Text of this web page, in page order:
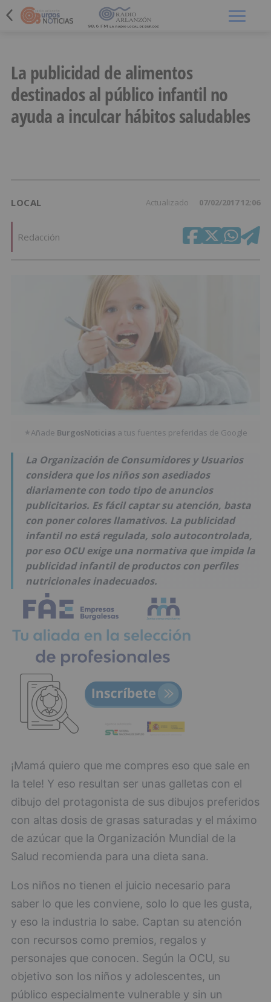
La publicidad de alimentos
destinados al público infantil no
ayuda a inculcar hábitos saludables
LOCAL Actualizado 07/02/2017 12:06
Redacción
★Añade BurgosNoticias a tus fuentes preferidas de Google
La Organización de Consumidores y Usuarios
considera que los niños son asediados
diariamente con todo tipo de anuncios
publicitarios. Es fácil captar su atención, basta
con poner colores llamativos. La publicidad
infantil no está regulada, solo autocontrolada,
por eso OCU exige una normativa que impida la
publicidad infantil de productos con perfiles
nutricionales inadecuados.
¡Mamá quiero que me compres eso que sale en
la tele! Y eso resultan ser unas galletas con el
dibujo del protagonista de sus dibujos preferidos
con altas dosis de grasas saturadas y el máximo
de azúcar que la Organización Mundial de la
Salud recomienda para una dieta sana.
Los niños no tienen el juicio necesario para
saber lo que les conviene, solo lo que les gusta,
y eso la industria lo sabe. Captan su atención
con recursos como premios, regalos y
personajes que conocen. Según la OCU, su
objetivo son los niños y adolescentes, un
público especialmente vulnerable y sin un